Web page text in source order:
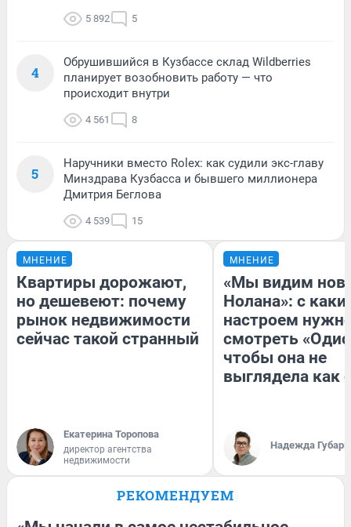
5 892 5
4
Обрушившийся в Кузбассе склад Wildberries
планирует возобновить работу — что
происходит внутри
4 561 8
5
Наручники вместо Rolex: как судили экс-главу
Минздрава Кузбасса и бывшего миллионера
Дмитрия Беглова
4 539 15
МНЕНИЕ
Квартиры дорожают,
но дешевеют: почему
рынок недвижимости
сейчас такой странный
Екатерина Торопова
директор агентства
недвижимости
МНЕНИЕ
«Мы видим
Нолана»: с
настроем
смотреть
чтобы она не
выглядела как
Надежда Губарь
РЕКОМЕНДУЕМ